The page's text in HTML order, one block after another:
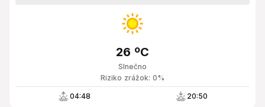
Slnečno
26 ºC
Riziko zrážok: 0%
04:48 20:50